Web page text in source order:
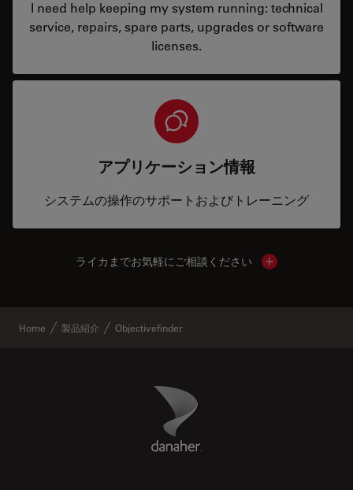
I need help keeping my system running: technical
service, repairs, spare parts, upgrades or software
licenses.
アプリケーション情報
システムの操作のサポートおよびトレーニング
ライカまでお気軽にご相談ください Show local
Home 製品紹介 Objectivefinder
Danaher Logo